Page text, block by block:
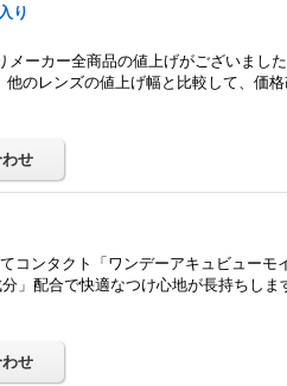
り
メーカー全商品の値上げがございまし
のレンズの値上げ幅と比較して、価
コンタクト「ワンデーアキュビューモ
」配合で快適なつけ心地が長持ちしま